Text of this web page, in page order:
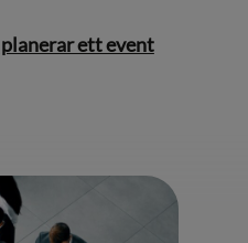
ett event